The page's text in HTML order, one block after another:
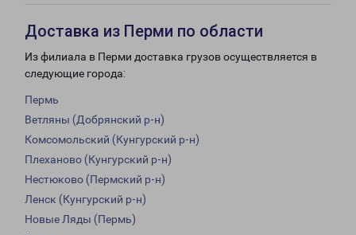
Доставка из Перми по области
Из филиала в Перми доставка грузов осуществляется в
следующие города:
Пермь
Ветляны (Добрянский р-н)
Комсомольский (Кунгурский р-н)
Плеханово (Кунгурский р-н)
Нестюково (Пермский р-н)
Ленск (Кунгурский р-н)
Новые Ляды (Пермь)